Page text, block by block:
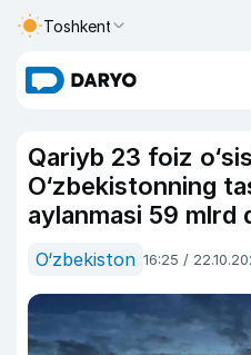
Toshkent
Qariyb 23 foiz
O‘zbekistonning
aylanmasi 59 mlrd
O‘zbekiston 16:25 /